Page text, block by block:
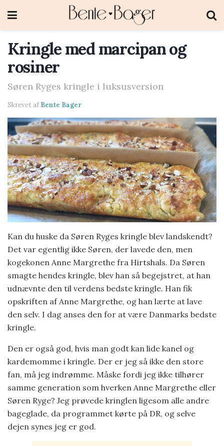
Kringle med marcipan og
rosiner
Søren Ryges kringle i luksusversion
Skrevet af Bente Bager
Kan du huske da Søren Ryges kringle blev landskendt?
Det var egentlig ikke Søren, der lavede den, men
kogekonen Anne Margrethe fra Hirtshals. Da Søren
smagte hendes kringle, blev han så begejstret, at han
udnævnte den til verdens bedste kringle. Han fik
opskriften af Anne Margrethe, og han lærte at lave
den selv. I dag anses den for at være Danmarks bedste
kringle.
Den er også god, hvis man godt kan lide kanel og
kardemomme i kringle. Der er jeg så ikke den store
fan, må jeg indrømme. Måske fordi jeg ikke tilhører
samme generation som hverken Anne Margrethe eller
Søren Ryge? Jeg prøvede kringlen ligesom alle andre
bageglade, da programmet kørte på DR, og selve
dejen synes jeg er god.